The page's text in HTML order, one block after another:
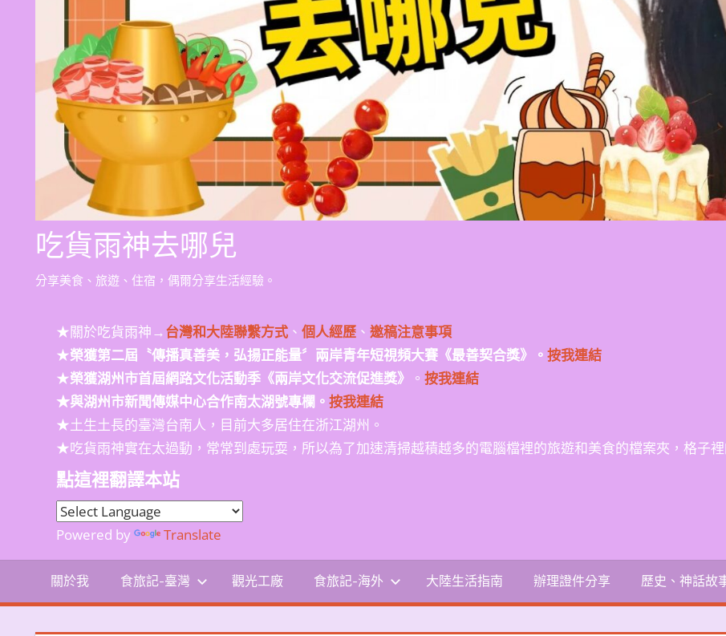
吃貨雨神去哪兒
分享美食、旅遊、住宿，偶爾分享生活經驗。
★關於吃貨雨神→台灣和大陸聯繫方式、 個人經歷、 邀稿注意事項
★榮獲第二屆〝傳播真善美，弘揚正能量〞兩岸青年短視頻大賽《最善契合獎》。 按我連結
★榮獲湖州市首屆網路文化活動季《兩岸文化交流促進獎》 。 按我連結
★與湖州市新聞傳媒中心合作南太湖號專欄。 按我連結
★土生土長的臺灣台南人，目前大多居住在浙江湖州。
★吃貨雨神實在太過動，常常到處玩耍，所以為了加速清掃越積越多的電腦檔裡的旅遊和美食的檔案夾，格子
點這裡翻譯本站
Powered by Translate
關於我 食旅記-臺灣 觀光工廠 食旅記-海外 大陸生活指南 辦理證件分享 歷史、神話故